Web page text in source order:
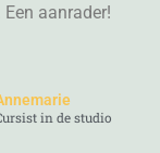
aanrader!
in de studio